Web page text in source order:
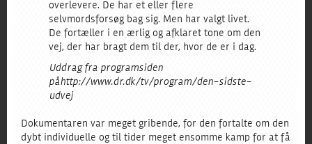
overlevere. De har et eller flere
selvmordsforsøg bag sig. Men har valgt livet.
De fortæller i en ærlig og afklaret tone om den
vej, der har bragt dem til der, hvor de er i dag.
Uddrag fra programsiden
på http://www.dr.dk/tv/program/den-sidste-
udvej
Dokumentaren var meget gribende, for den fortalte om den
dybt individuelle og til tider meget ensomme kamp for at få